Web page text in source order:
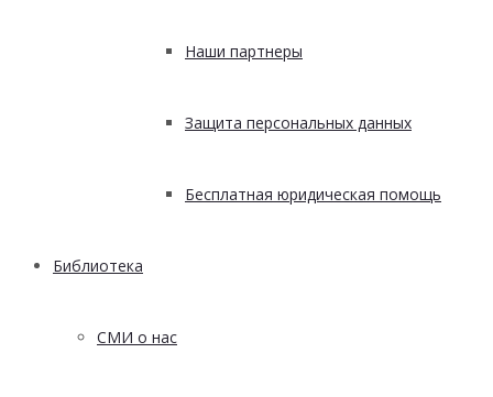
Наши партнеры
Защита персональных данных
Бесплатная юридическая помощь
Библиотека
СМИ о нас